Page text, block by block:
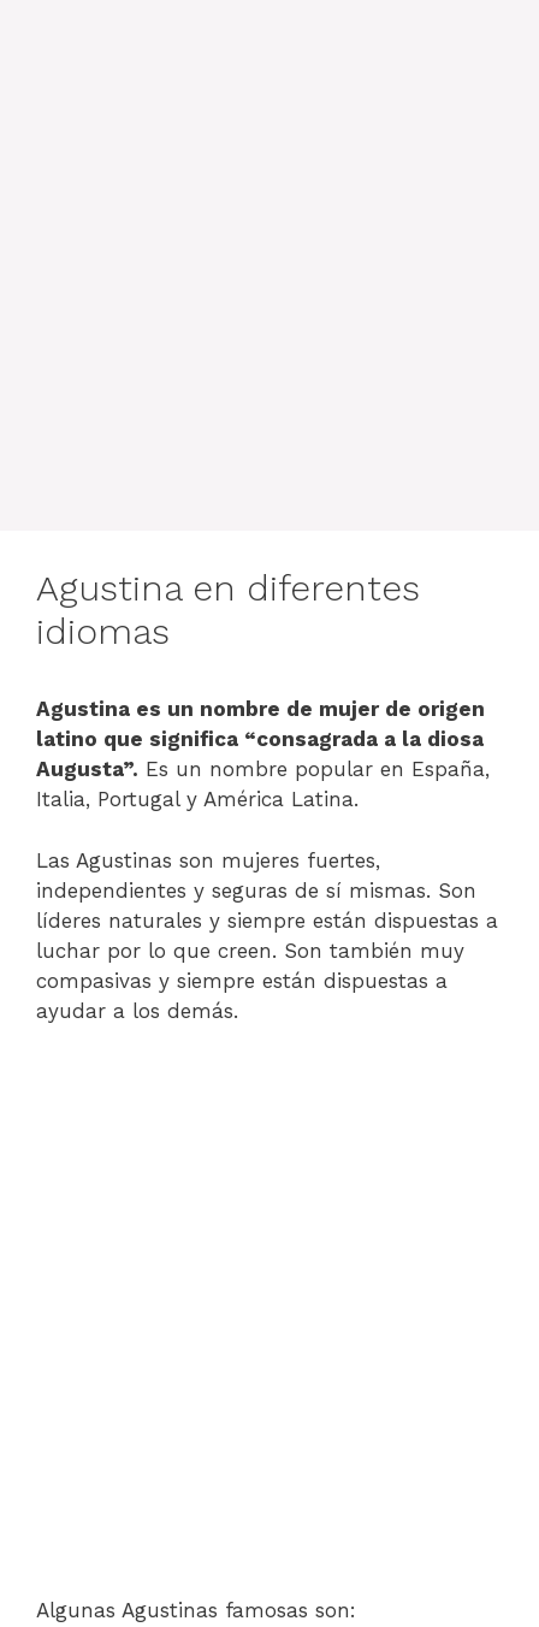
Agustina en diferentes
idiomas
Agustina es un nombre de mujer de origen
latino que significa “consagrada a la diosa
Augusta”. Es un nombre popular en España,
Italia, Portugal y América Latina.
Las Agustinas son mujeres fuertes,
independientes y seguras de sí mismas. Son
líderes naturales y siempre están dispuestas a
luchar por lo que creen. Son también muy
compasivas y siempre están dispuestas a
ayudar a los demás.
Algunas Agustinas famosas son: